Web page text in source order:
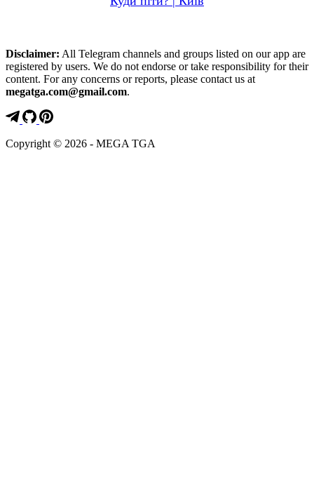
Disclaimer: All Telegram channels and groups listed on our app are
registered by users. We do not endorse or take responsibility for their
content. For any concerns or reports, please contact us at
megatga.com@gmail.com.
Copyright © 2026 - MEGA TGA